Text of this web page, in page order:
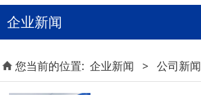
企业新闻
您当前的位置: 企业新闻 > 公司新闻